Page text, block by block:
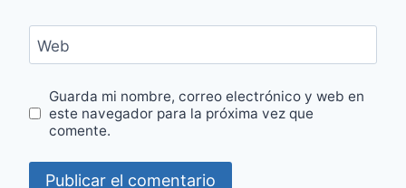
Web
Guarda mi nombre, correo electrónico y web en
este navegador para la próxima vez que
comente.